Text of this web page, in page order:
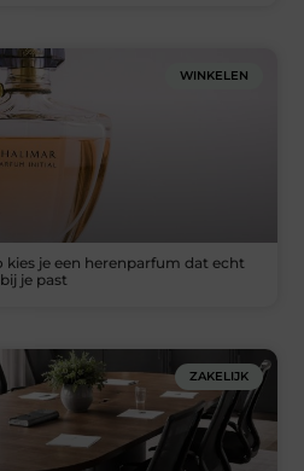
WINKELEN
je een herenparfum dat echt
bij je past
ZAKELIJK